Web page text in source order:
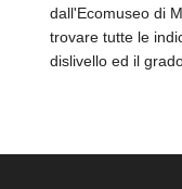
dall'Ecomuseo di
trovare tutte le
dislivello ed il